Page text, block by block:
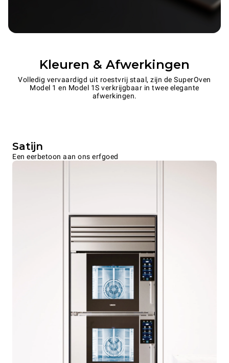
Kleuren & Afwerkingen
Volledig vervaardigd uit roestvrij staal, zijn de SuperOven
Model 1 en Model 1S verkrijgbaar in twee elegante
afwerkingen.
Satijn
Een eerbetoon aan ons erfgoed